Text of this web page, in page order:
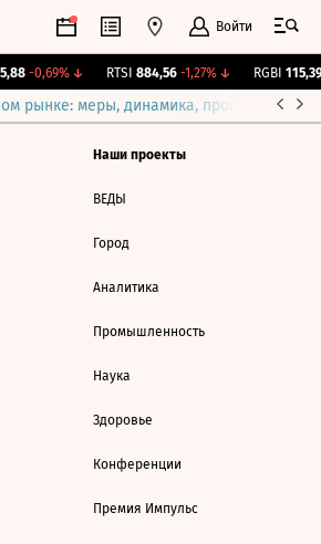
Войти
-0,69%↓ RTSI 884,56 -1,27%↓ RGBI 115,39
рынке: меры, динамика, прогнозы
Наши проекты
ВЕДЫ
Город
Аналитика
Промышленность
Наука
Здоровье
Конференции
Премия Импульс